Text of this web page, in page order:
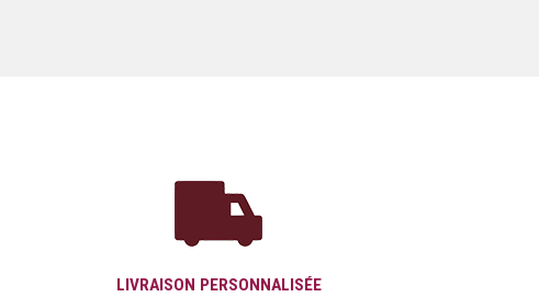
LIVRAISON PERSONNALISÉE